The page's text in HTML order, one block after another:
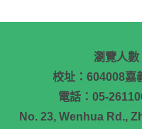
瀏覽人數
校址：604008嘉
電話：05-
No. 23, Wenhua Rd.,